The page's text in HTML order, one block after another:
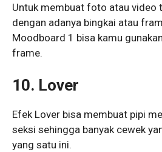
Untuk membuat foto atau video
dengan adanya bingkai atau
Moodboard 1 bisa kamu
frame.
10. Lover
Efek Lover bisa membuat pipi
seksi sehingga banyak cewek
yang satu ini.